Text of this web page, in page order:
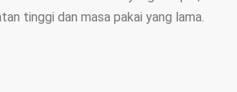
tinggi dan masa pakai yang lama.